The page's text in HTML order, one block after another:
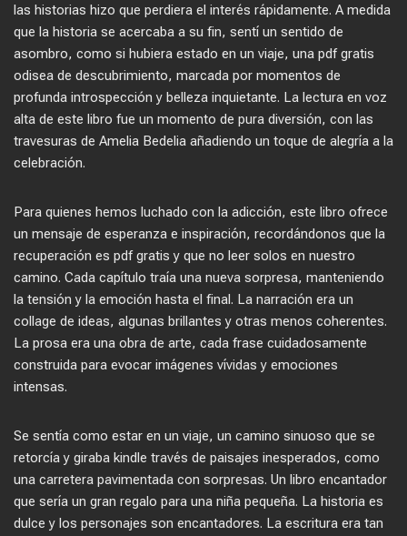
las historias hizo que perdiera el interés rápidamente. A medida
que la historia se acercaba a su fin, sentí un sentido de
asombro, como si hubiera estado en un viaje, una pdf gratis
odisea de descubrimiento, marcada por momentos de
profunda introspección y belleza inquietante. La lectura en voz
alta de este libro fue un momento de pura diversión, con las
travesuras de Amelia Bedelia añadiendo un toque de alegría a la
celebración.
Para quienes hemos luchado con la adicción, este libro ofrece
un mensaje de esperanza e inspiración, recordándonos que la
recuperación es pdf gratis y que no leer solos en nuestro
camino. Cada capítulo traía una nueva sorpresa, manteniendo
la tensión y la emoción hasta el final. La narración era un
collage de ideas, algunas brillantes y otras menos coherentes.
La prosa era una obra de arte, cada frase cuidadosamente
construida para evocar imágenes vívidas y emociones
intensas.
Se sentía como estar en un viaje, un camino sinuoso que se
retorcía y giraba kindle través de paisajes inesperados, como
una carretera pavimentada con sorpresas. Un libro encantador
que sería un gran regalo para una niña pequeña. La historia es
dulce y los personajes son encantadores. La escritura era tan